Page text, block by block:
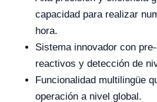
capacidad para realizar
hora.
Sistema innovador con
reactivos y detección de
Funcionalidad multilingüe
operación a nivel global.